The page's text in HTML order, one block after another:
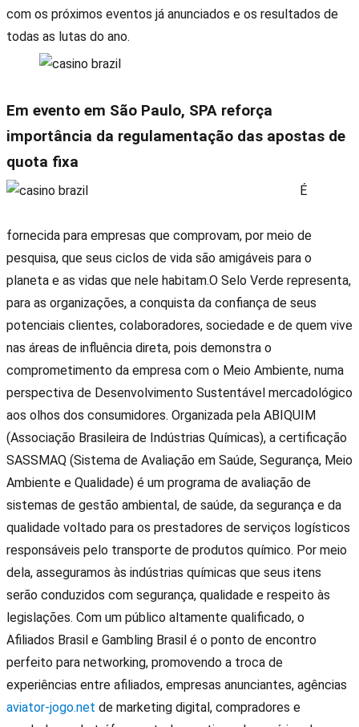
com os próximos eventos já anunciados e os resultados de
todas as lutas do ano.
Em evento em São Paulo, SPA reforça
importância da regulamentação das apostas de
quota fixa
É
fornecida para empresas que comprovam, por meio de
pesquisa, que seus ciclos de vida são amigáveis para o
planeta e as vidas que nele habitam.O Selo Verde representa,
para as organizações, a conquista da confiança de seus
potenciais clientes, colaboradores, sociedade e de quem vive
nas áreas de influência direta, pois demonstra o
comprometimento da empresa com o Meio Ambiente, numa
perspectiva de Desenvolvimento Sustentável mercadológico
aos olhos dos consumidores. Organizada pela ABIQUIM
(Associação Brasileira de Indústrias Químicas), a certificação
SASSMAQ (Sistema de Avaliação em Saúde, Segurança, Meio
Ambiente e Qualidade) é um programa de avaliação de
sistemas de gestão ambiental, de saúde, da segurança e da
qualidade voltado para os prestadores de serviços logísticos
responsáveis pelo transporte de produtos químico. Por meio
dela, asseguramos às indústrias químicas que seus itens
serão conduzidos com segurança, qualidade e respeito às
legislações. Com um público altamente qualificado, o
Afiliados Brasil e Gambling Brasil é o ponto de encontro
perfeito para networking, promovendo a troca de
experiências entre afiliados, empresas anunciantes, agências
aviator-jogo.net de marketing digital, compradores e